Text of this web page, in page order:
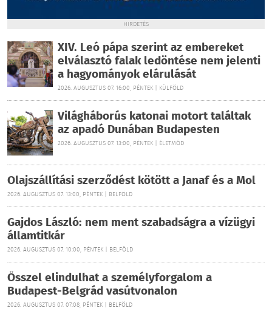
HIRDETÉS
XIV. Leó pápa szerint az embereket
elválasztó falak ledöntése nem jelenti
a hagyományok elárulását
2026. AUGUSZTUS 07. 16:00, PÉNTEK | KÜLFÖLD
Világháborús katonai motort találtak
az apadó Dunában Budapesten
2026. AUGUSZTUS 07. 13:00, PÉNTEK | ÉLETMÓD
Olajszállítási szerződést kötött a Janaf és a Mol
2026. AUGUSZTUS 07. 13:00, PÉNTEK | BELFÖLD
Gajdos László: nem ment szabadságra a vízügyi
államtitkár
2026. AUGUSZTUS 07. 10:00, PÉNTEK | BELFÖLD
Ősszel elindulhat a személyforgalom a
Budapest-Belgrád vasútvonalon
2026. AUGUSZTUS 07. 07:08, PÉNTEK | BELFÖLD